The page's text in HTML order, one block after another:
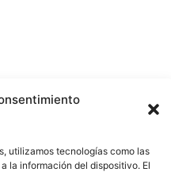
utilizamos tecnologías como las
la información del dispositivo. El
de la